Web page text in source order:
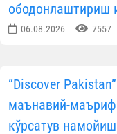
ободонлаштириш
06.08.2026 7557
“Discover
маънавий-
кўрсатув